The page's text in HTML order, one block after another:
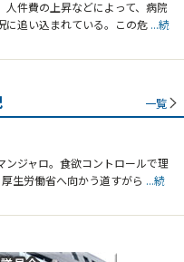
件費の上昇などによって、病院
に追い込まれている。この危 ...続
一覧
ジャロ。食欲コントロールで理
生労働省へ向かう道すがら ...続